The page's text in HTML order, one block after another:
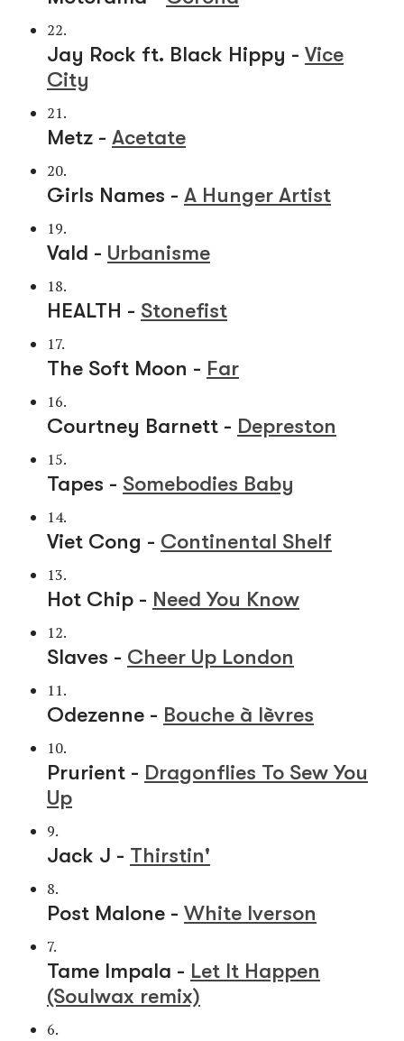
22.
Jay Rock ft. Black Hippy - Vice
City
21.
Metz - Acetate
20.
Girls Names - A Hunger Artist
19.
Vald - Urbanisme
18.
HEALTH - Stonefist
17.
The Soft Moon - Far
16.
Courtney Barnett - Depreston
15.
Tapes - Somebodies Baby
14.
Viet Cong - Continental Shelf
13.
Hot Chip - Need You Know
12.
Slaves - Cheer Up London
11.
Odezenne - Bouche à lèvres
10.
Prurient - Dragonflies To Sew You
Up
9.
Jack J - Thirstin'
8.
Post Malone - White Iverson
7.
Tame Impala - Let It Happen
(Soulwax remix)
6.